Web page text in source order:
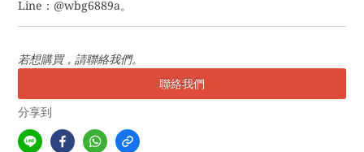
Line：@wbg6889a。
若想購買，請聯絡我們。
聯絡我們
分享到